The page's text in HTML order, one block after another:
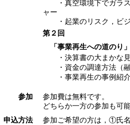
・真空環境下でガラ
ャー
・起業のリスク，ビジ
第２回
「事業再生への道のり
・決算書の大まかな
・資金の調達方法（融
・事業再生の事例紹介
参加
参加費は無料です。
どちらか一方の参加も可
申込方法
参加ご希望の方は，①氏